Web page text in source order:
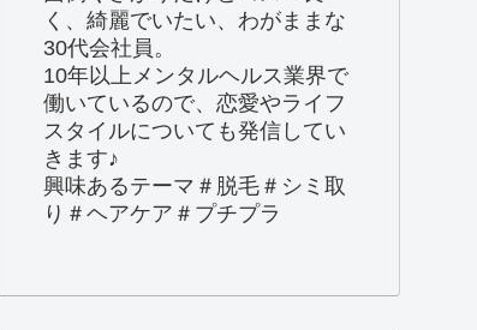
く、綺麗でいたい、わがままな
30代会社員。
10年以上メンタルヘルス業界で
働いているので、恋愛やライフ
スタイルについても発信してい
きます♪
興味あるテーマ＃脱毛＃シミ取
り＃ヘアケア＃プチプラ